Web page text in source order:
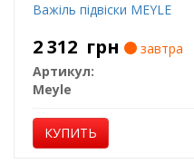
Важіль підвіски MEYLE
2 312 грн
завтра
Артикул:
Meyle
КУПИТЬ